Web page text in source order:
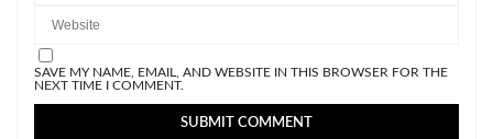
SAVE MY NAME, EMAIL, AND WEBSITE IN THIS BROWSER FOR THE
NEXT TIME I COMMENT.